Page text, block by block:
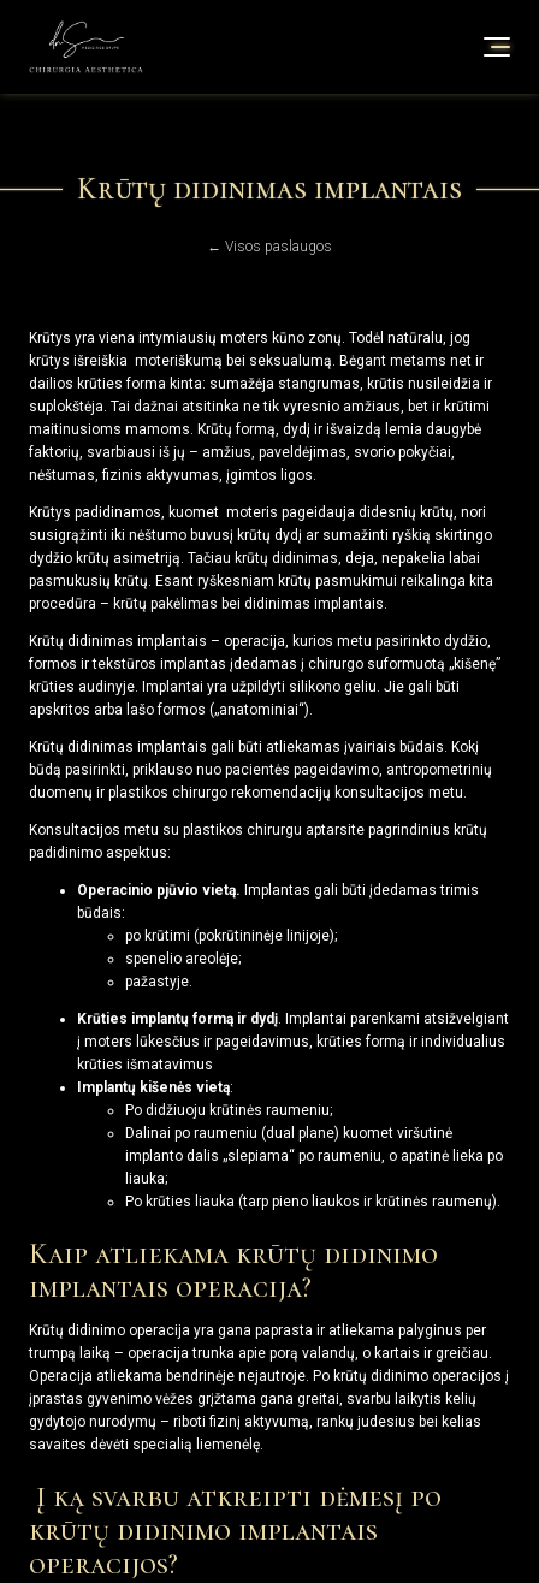
Krūtų didinimas implantais
← Visos paslaugos
Krūtys yra viena intymiausių moters kūno zonų. Todėl natūralu, jog
krūtys išreiškia moteriškumą bei seksualumą. Bėgant metams net ir
dailios krūties forma kinta: sumažėja stangrumas, krūtis nusileidžia ir
suplokštėja. Tai dažnai atsitinka ne tik vyresnio amžiaus, bet ir krūtimi
maitinusioms mamoms. Krūtų formą, dydį ir išvaizdą lemia daugybė
faktorių, svarbiausi iš jų – amžius, paveldėjimas, svorio pokyčiai,
nėštumas, fizinis aktyvumas, įgimtos ligos.
Krūtys padidinamos, kuomet moteris pageidauja didesnių krūtų, nori
susigrąžinti iki nėštumo buvusį krūtų dydį ar sumažinti ryškią skirtingo
dydžio krūtų asimetriją. Tačiau krūtų didinimas, deja, nepakelia labai
pasmukusių krūtų. Esant ryškesniam krūtų pasmukimui reikalinga kita
procedūra – krūtų pakėlimas bei didinimas implantais.
Krūtų didinimas implantais – operacija, kurios metu pasirinkto dydžio,
formos ir tekstūros implantas įdedamas į chirurgo suformuotą „kišenę”
krūties audinyje. Implantai yra užpildyti silikono geliu. Jie gali būti
apskritos arba lašo formos („anatominiai“).
Krūtų didinimas implantais gali būti atliekamas įvairiais būdais. Kokį
būdą pasirinkti, priklauso nuo pacientės pageidavimo, antropometrinių
duomenų ir plastikos chirurgo rekomendacijų konsultacijos metu.
Konsultacijos metu su plastikos chirurgu aptarsite pagrindinius krūtų
padidinimo aspektus:
Operacinio pjūvio vietą. Implantas gali būti įdedamas trimis
būdais:
po krūtimi (pokrūtininėje linijoje);
spenelio areolėje;
pažastyje.
Krūties implantų formą ir dydį. Implantai parenkami atsižvelgiant
į moters lūkesčius ir pageidavimus, krūties formą ir individualius
krūties išmatavimus
Implantų kišenės vietą:
Po didžiuoju krūtinės raumeniu;
Dalinai po raumeniu (dual plane) kuomet viršutinė
implanto dalis „slepiama“ po raumeniu, o apatinė lieka po
liauka;
Po krūties liauka (tarp pieno liaukos ir krūtinės raumenų).
Kaip atliekama krūtų didinimo
implantais operacija?
Krūtų didinimo operacija yra gana paprasta ir atliekama palyginus per
trumpą laiką – operacija trunka apie porą valandų, o kartais ir greičiau.
Operacija atliekama bendrinėje nejautroje. Po krūtų didinimo operacijos į
įprastas gyvenimo vėžes grįžtama gana greitai, svarbu laikytis kelių
gydytojo nurodymų – riboti fizinį aktyvumą, rankų judesius bei kelias
savaites dėvėti specialią liemenėlę.
Į ką svarbu atkreipti dėmesį po
krūtų didinimo implantais
operacijos?